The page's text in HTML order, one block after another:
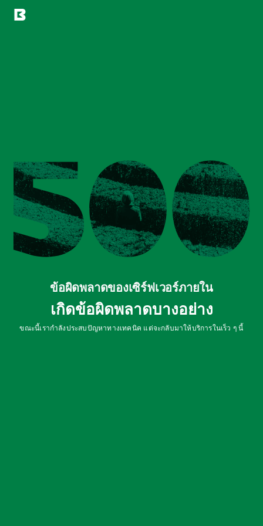
ข้อผิดพลาดของเซิร์ฟเวอร์ภายใน
เกิดข้อผิดพลาดบางอย่าง
ขณะนี้เรากำลังประสบปัญหาทางเทคนิค แต่จะกลับมาให้บริการในเร็ว ๆ นี้